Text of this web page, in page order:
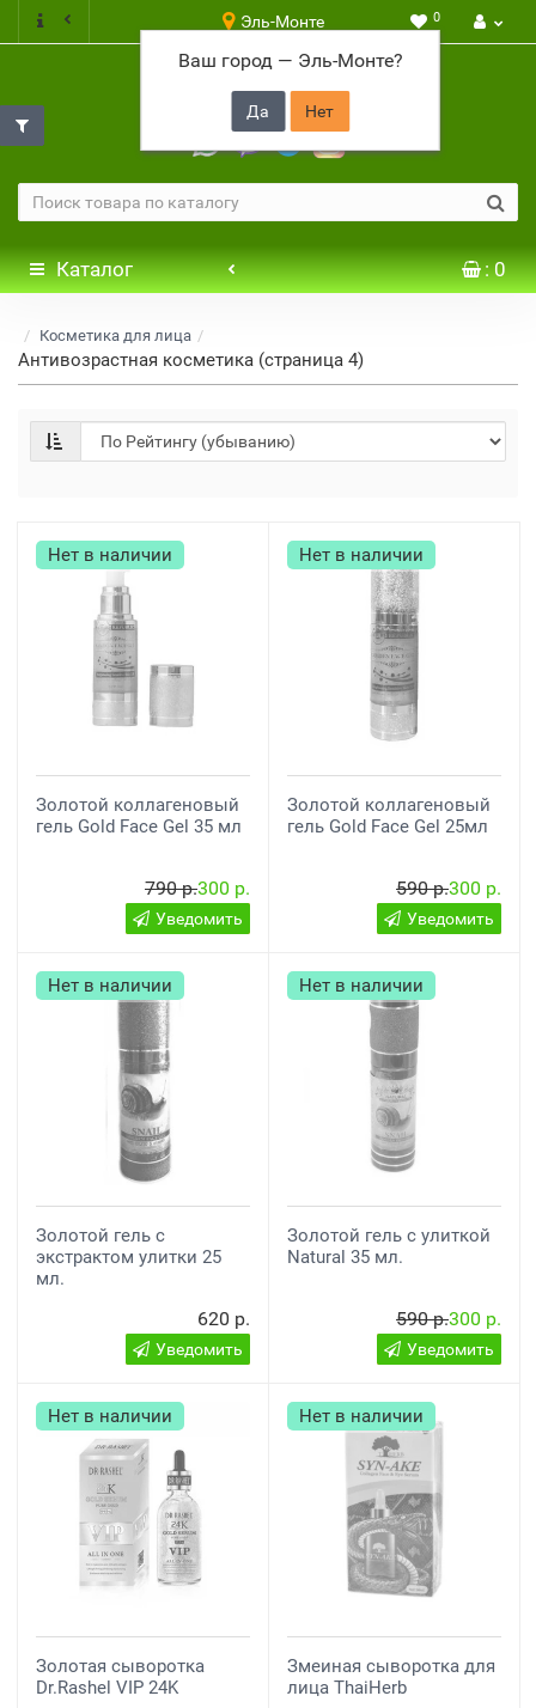
Эль-Монте
Ваш город — Эль-Монте?
0
+7 917 646 65 48
Каталог : 0
Косметика для лица
Антивозрастная косметика (страница 4)
Нет в наличии
Золотой коллагеновый
гель Gold Face Gel 35 мл
790 р.300 р.
Уведомить
Нет в наличии
Золотой коллагеновый
гель Gold Face Gel 25мл
590 р.300 р.
Уведомить
Нет в наличии
Золотой гель с
экстрактом улитки 25
мл.
620 р.
Уведомить
Нет в наличии
Золотой гель с улиткой
Natural 35 мл.
590 р.300 р.
Уведомить
Нет в наличии
Золотая сыворотка
Dr.Rashel VIP 24K
Нет в наличии
Змеиная сыворотка для
лица ThaiHerb